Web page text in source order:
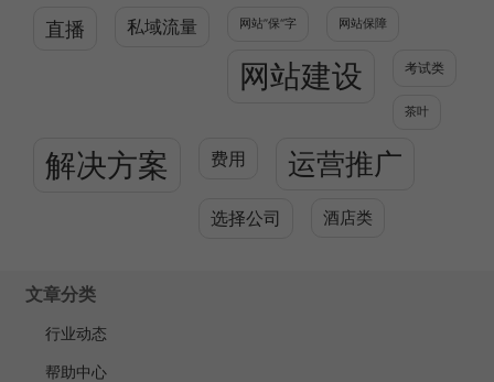
直播 私域流量 网站”保“字 网站保障
网站建设 考试类
茶叶
解决方案 费用 运营推广
选择公司 酒店类
文章分类
行业动态
帮助中心